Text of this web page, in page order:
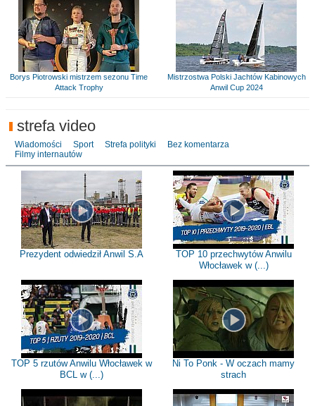
Borys Piotrowski mistrzem sezonu Time
Attack Trophy
Mistrzostwa Polski Jachtów Kabinowych
Anwil Cup 2024
strefa video
Wiadomości Sport Strefa polityki
Bez komentarza
Filmy internautów
Prezydent odwiedził Anwil S.A
TOP 10 przechwytów Anwilu
Włocławek w (...)
TOP 5 rzutów Anwilu Włocławek w
BCL w (...)
Ni To Ponk - W oczach mamy
strach